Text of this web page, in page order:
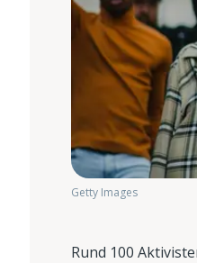
Getty Images
Rund 100